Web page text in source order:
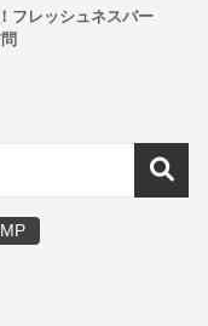
フレッシュネスバー